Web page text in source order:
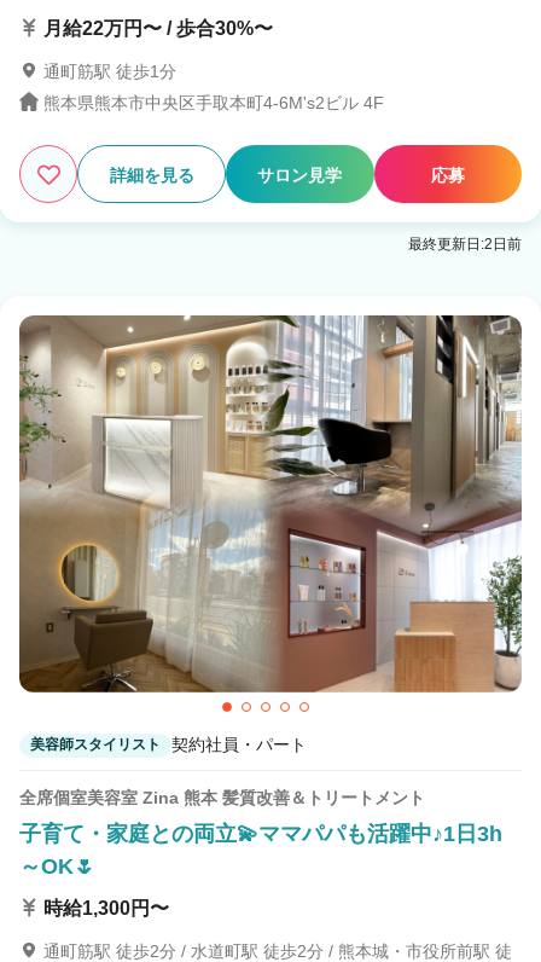
通信生（見習い）相談可
この条件の求人数10件
検索する
月給22万円〜 / 歩合30%〜
通町筋駅 徒歩1分
熊本県熊本市中央区手取本町4-6M's2ビル 4F
詳細を見る サロン見学 応募
最終更新日:2日前
美容師スタイリスト 契約社員・パート
全席個室美容室 Zina 熊本 髪質改善＆トリートメント
子育て・家庭との両立💫ママパパも活躍中♪1日3h
～OK🌷
時給1,300円〜
通町筋駅 徒歩2分 / 水道町駅 徒歩2分 / 熊本城・市役所前駅 徒